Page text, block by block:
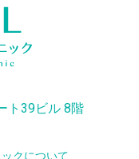
ト39ビル 8階
クについて